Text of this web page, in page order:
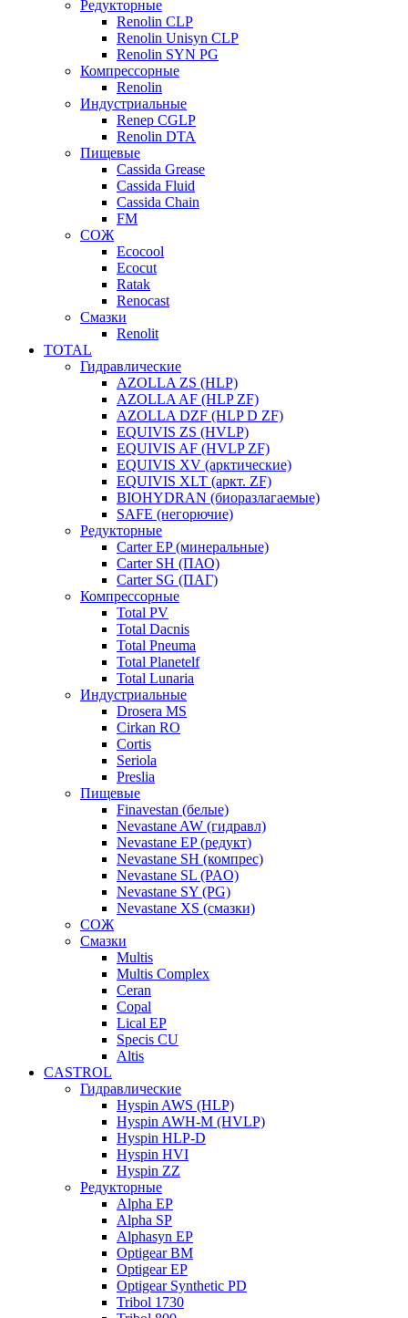
Редукторные
Renolin CLP
Renolin Unisyn CLP
Renolin SYN PG
Компрессорные
Renolin
Индустриальные
Renep CGLP
Renolin DTA
Пищевые
Cassida Grease
Cassida Fluid
Cassida Chain
FM
СОЖ
Ecocool
Ecocut
Ratak
Renocast
Смазки
Renolit
TOTAL
Гидравлические
AZOLLA ZS (HLP)
AZOLLA AF (HLP ZF)
AZOLLA DZF (HLP D ZF)
EQUIVIS ZS (HVLP)
EQUIVIS AF (HVLP ZF)
EQUIVIS XV (арктические)
EQUIVIS XLT (аркт. ZF)
BIOHYDRAN (биоразлагаемые)
SAFE (негорючие)
Редукторные
Carter EP (минеральные)
Carter SH (ПАО)
Carter SG (ПАГ)
Компрессорные
Total PV
Total Dacnis
Total Pneuma
Total Planetelf
Total Lunaria
Индустриальные
Drosera MS
Cirkan RO
Cortis
Seriola
Preslia
Пищевые
Finavestan (белые)
Nevastane AW (гидравл)
Nevastane EP (редукт)
Nevastane SH (компрес)
Nevastane SL (PAO)
Nevastane SY (PG)
Nevastane XS (смазки)
СОЖ
Смазки
Multis
Multis Complex
Ceran
Copal
Lical EP
Specis CU
Altis
CASTROL
Гидравлические
Hyspin AWS (HLP)
Hyspin AWH-M (HVLP)
Hyspin HLP-D
Hyspin HVI
Hyspin ZZ
Редукторные
Alpha EP
Alpha SP
Alphasyn EP
Optigear BM
Optigear EP
Optigear Synthetic PD
Tribol 1730